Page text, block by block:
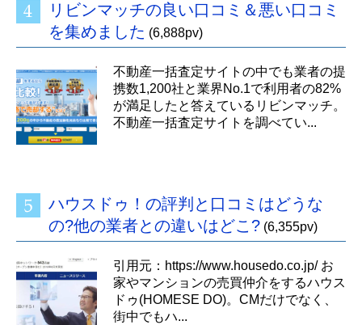
リビンマッチの良い口コミ＆悪い口コミ
を集めました (6,888pv)
不動産一括査定サイトの中でも業者の提
携数1,200社と業界No.1で利用者の82%
が満足したと答えているリビンマッチ。
不動産一括査定サイトを調べてい...
ハウスドゥ！の評判と口コミはどうな
の?他の業者との違いはどこ? (6,355pv)
引用元：https://www.housedo.co.jp/ お
家やマンションの売買仲介をするハウス
ドゥ(HOMESE DO)。CMだけでなく、
街中でもハ...